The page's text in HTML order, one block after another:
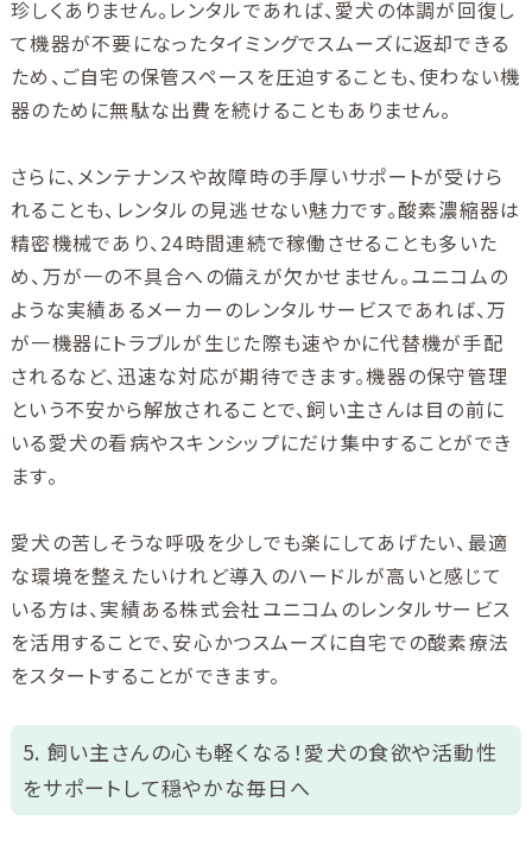
珍しくありません。レンタルであれば、愛犬の体調が回復し
て機器が不要になったタイミングでスムーズに返却できる
ため、ご自宅の保管スペースを圧迫することも、使わない機
器のために無駄な出費を続けることもありません。
さらに、メンテナンスや故障時の手厚いサポートが受けら
れることも、レンタルの見逃せない魅力です。酸素濃縮器は
精密機械であり、24時間連続で稼働させることも多いた
め、万が一の不具合への備えが欠かせません。ユニコムの
ような実績あるメーカーのレンタルサービスであれば、万
が一機器にトラブルが生じた際も速やかに代替機が手配
されるなど、迅速な対応が期待できます。機器の保守管理
という不安から解放されることで、飼い主さんは目の前に
いる愛犬の看病やスキンシップにだけ集中することができ
ます。
愛犬の苦しそうな呼吸を少しでも楽にしてあげたい、最適
な環境を整えたいけれど導入のハードルが高いと感じて
いる方は、実績ある株式会社ユニコムのレンタルサービス
を活用することで、安心かつスムーズに自宅での酸素療法
をスタートすることができます。
5. 飼い主さんの心も軽くなる！愛犬の食欲や活動性
をサポートして穏やかな毎日へ